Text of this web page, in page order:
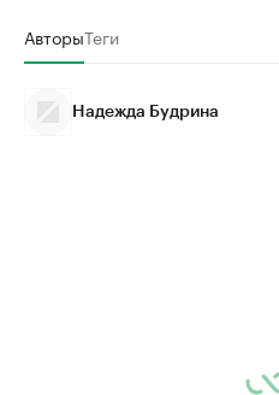
АвторыТеги
Надежда Будрина